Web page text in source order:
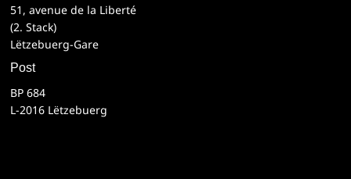
51, avenue de la Liberté
(2. Stack)
Lëtzebuerg-Gare
Post
BP 684
L-2016 Lëtzebuerg